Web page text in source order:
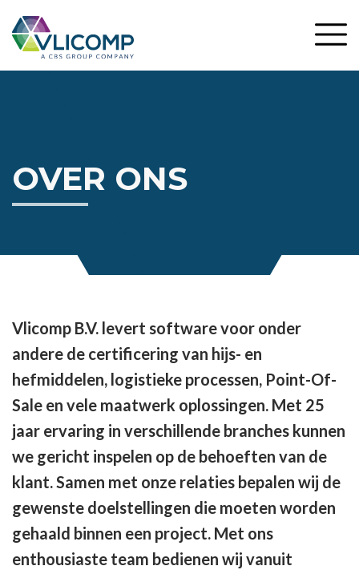
OVER ONS
Vlicomp B.V. levert software voor onder
andere de certificering van hijs- en
hefmiddelen, logistieke processen, Point-Of-
Sale en vele maatwerk oplossingen. Met 25
jaar ervaring in verschillende branches kunnen
we gericht inspelen op de behoeften van de
klant. Samen met onze relaties bepalen wij de
gewenste doelstellingen die moeten worden
gehaald binnen een project. Met ons
enthousiaste team bedienen wij vanuit